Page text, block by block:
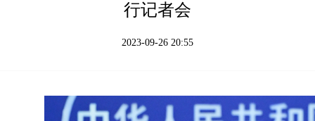
联系我们
行记者会
2023-09-26 20:55